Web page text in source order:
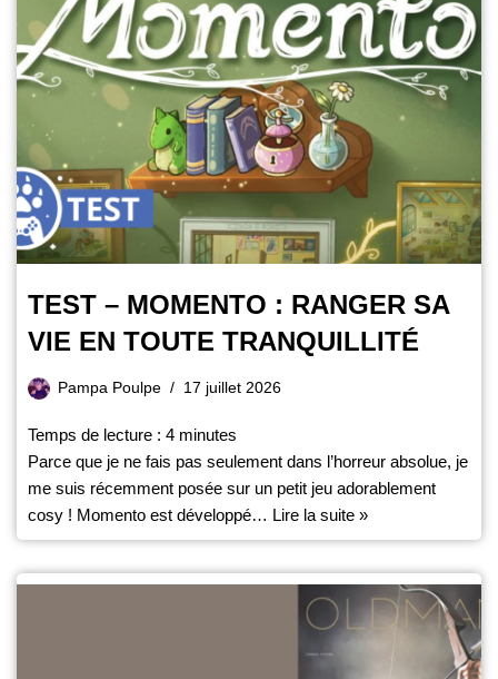
TEST – MOMENTO : RANGER SA
VIE EN TOUTE TRANQUILLITÉ
Pampa Poulpe 17 juillet 2026
Temps de lecture : 4 minutes
Parce que je ne fais pas seulement dans l’horreur absolue, je
me suis récemment posée sur un petit jeu adorablement
cosy ! Momento est développé… Lire la suite »